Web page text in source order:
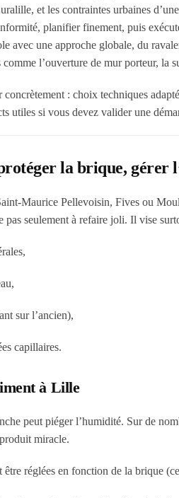
et les contraintes urbaines
planifier finement, puis
avec une approche globale, du
l’ouverture de mur porteur, la
: choix techniques
utiles si vous devez valider une
la brique, gérer
Maurice Pellevoisin, Fives ou
pas seulement à refaire joli. Il vise
sur l’ancien),
capillaires.
à Lille
peut piéger l’humidité. Sur de
miracle.
réglées en fonction de la brique